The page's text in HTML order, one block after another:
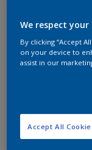
We respect your
By clicking “Accept
on your device to
assist in our
Accept All